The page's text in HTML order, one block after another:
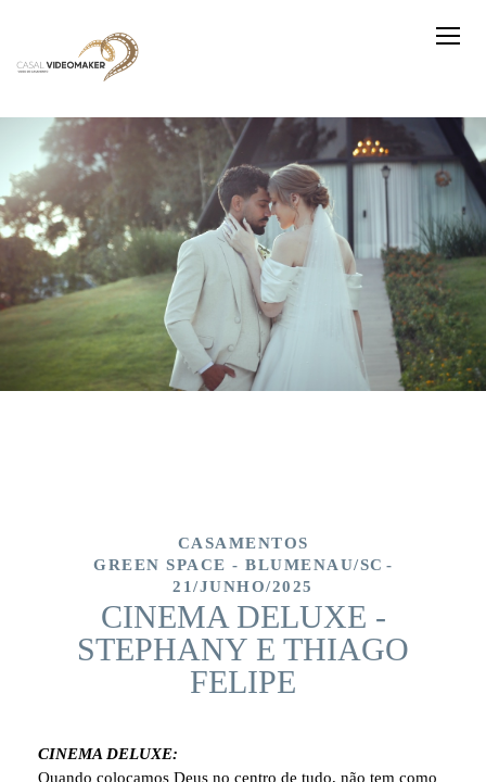
CASAMENTOS
GREEN SPACE - BLUMENAU/SC
21/JUNHO/2025
CINEMA DELUXE -
STEPHANY E THIAGO
FELIPE
CINEMA DELUXE:
Quando colocamos Deus no centro de tudo, não tem como